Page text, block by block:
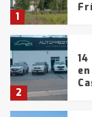
1
2